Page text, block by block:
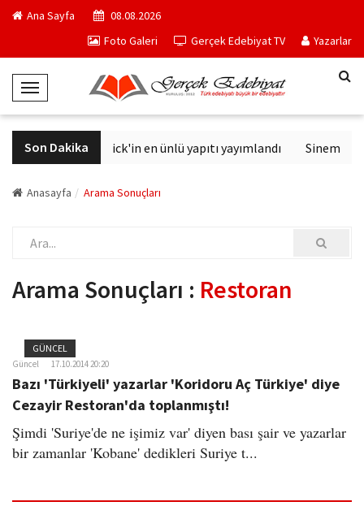
Ana Sayfa
08.08.2026
Foto Galeri
Gerçek Edebiyat TV Yazarlar
T
o
g
g
e
v
g
t
i
Son Dakika
Philip K. Dick'in en ünlü yapıtı yayımlandı
Anasayfa Arama Sonuçları
Arama Sonuçları : Restoran
GÜNCEL
Güncel 17.10.2014 20:20
Bazı 'Türkiyeli' yazarlar 'Koridoru Aç Türkiye' diye
Cezayir Restoran'da toplanmıştı!
Şimdi 'Suriye'de ne işimiz var' diyen bası şair ve yazarlar
bir zamanlar 'Kobane' dedikleri Suriye t...